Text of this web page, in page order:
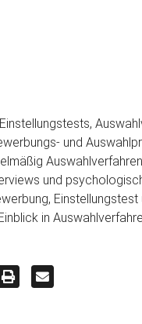
und
und
in